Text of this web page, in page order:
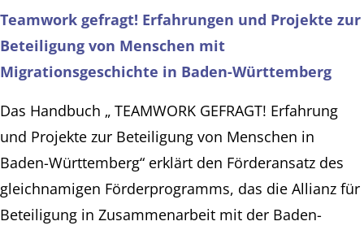
Teamwork gefragt! Erfahrungen und Projekte zur
Beteiligung von Menschen mit
Migrationsgeschichte in Baden-Württemberg
Das Handbuch „ TEAMWORK GEFRAGT! Erfahrung
und Projekte zur Beteiligung von Menschen in
Baden-Württemberg“ erklärt den Förderansatz des
gleichnamigen Förderprogramms, das die Allianz für
Beteiligung in Zusammenarbeit mit der Baden-